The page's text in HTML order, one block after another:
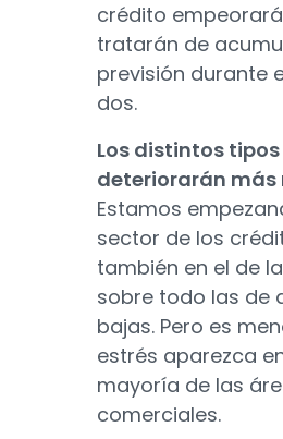
crédito
tratarán de
previsión durante
dos.
Los distintos
deteriorarán
Estamos
sector de los
también en el de
sobre todo las de
bajas. Pero es
estrés aparezca
mayoría de las
comerciales.